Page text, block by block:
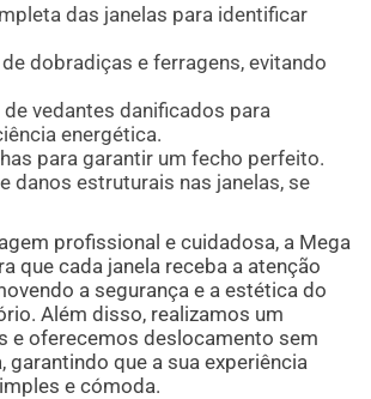
das janelas para identificar
dobradiças e ferragens, evitando
vedantes danificados para
energética.
para garantir um fecho perfeito.
danos estruturais nas janelas, se
profissional e cuidadosa, a Mega
que cada janela receba a atenção
a segurança e a estética do
Além disso, realizamos um
e oferecemos deslocamento sem
garantindo que a sua experiência
e cómoda.